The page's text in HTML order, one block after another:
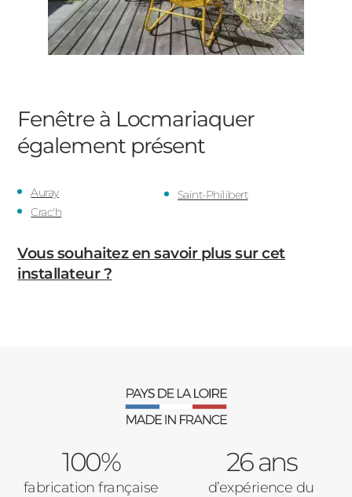
Fenêtre à Locmariaquer
également présent
Auray
Crac'h
Saint-Philibert
Vous souhaitez en savoir plus sur cet
installateur ?
100%
fabrication française
26 ans
d’expérience du